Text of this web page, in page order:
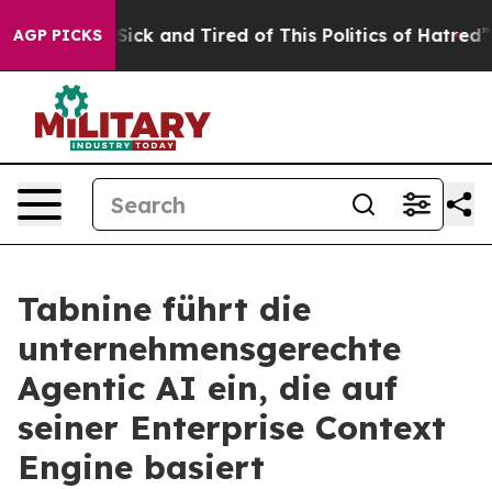
AGP PICKS
Are Sick and Tired of This Politics of Hatred” The
Tabnine führt die
unternehmensgerechte
Agentic AI ein, die auf
seiner Enterprise Context
Engine basiert